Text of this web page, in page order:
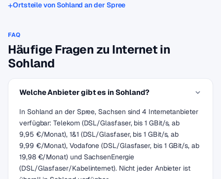
Ortsteile von Sohland an der Spree
FAQ
Häufige Fragen zu Internet in
Sohland
Welche Anbieter gibt es in Sohland?
In Sohland an der Spree, Sachsen sind 4 Internetanbieter
verfügbar: Telekom (DSL/Glasfaser, bis 1 GBit/s, ab
9,95 €/Monat), 1&1 (DSL/Glasfaser, bis 1 GBit/s, ab
9,99 €/Monat), Vodafone (DSL/Glasfaser, bis 1 GBit/s, ab
19,98 €/Monat) und SachsenEnergie
(DSL/Glasfaser/Kabelinternet). Nicht jeder Anbieter ist